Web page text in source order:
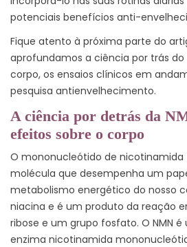
potenciais benefícios anti-
Fique atento à próxima parte do
aprofundamos a ciência por trás do
corpo, os ensaios clínicos em
pesquisa antienvelhecimento.
A ciência por detrás da
efeitos sobre o corpo
O mononucleótido de nicotinamida
molécula que desempenha um
metabolismo energético do nosso
niacina e é um produto da reação
ribose e um grupo fosfato. O NMN
enzima nicotinamida